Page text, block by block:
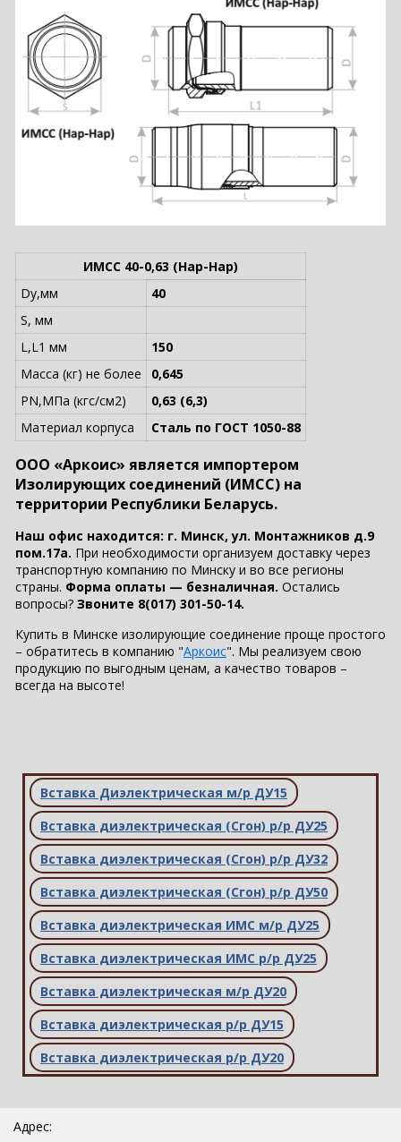
Вставка Диэлектрическая м/р ДУ15
Вставка диэлектрическая (Сгон) р/р ДУ25
Вставка диэлектрическая (Сгон) р/р ДУ32
Вставка диэлектрическая (Сгон) р/р ДУ50
Вставка диэлектрическая ИМС м/р ДУ25
Вставка диэлектрическая ИМС р/р ДУ25
Вставка диэлектрическая м/р ДУ20
Вставка диэлектрическая р/р ДУ15
Вставка диэлектрическая р/р ДУ20
ИМСС 40-0,63 (Нар-Нар)
Dy,мм
40
S, мм
L,L1 мм
150
Масса (кг) не более
0,645
PN,МПа (кгс/см2)
0,63 (6,3)
Материал корпуса
Сталь по ГОСТ 1050-88
ООО «Аркоис» является импортером
Изолирующих соединений (ИМСС) на
территории Республики Беларусь.
Наш офис находится: г. Минск, ул. Монтажников д.9
пом.17а. При необходимости организуем доставку через
транспортную компанию по Минску и во все регионы
страны. Форма оплаты — безналичная. Остались
вопросы? Звоните 8(017) 301-50-14.
Купить в Минске изолирующие соединение проще простого
– обратитесь в компанию "Аркоис". Мы реализуем свою
продукцию по выгодным ценам, а качество товаров –
всегда на высоте!
Адрес: